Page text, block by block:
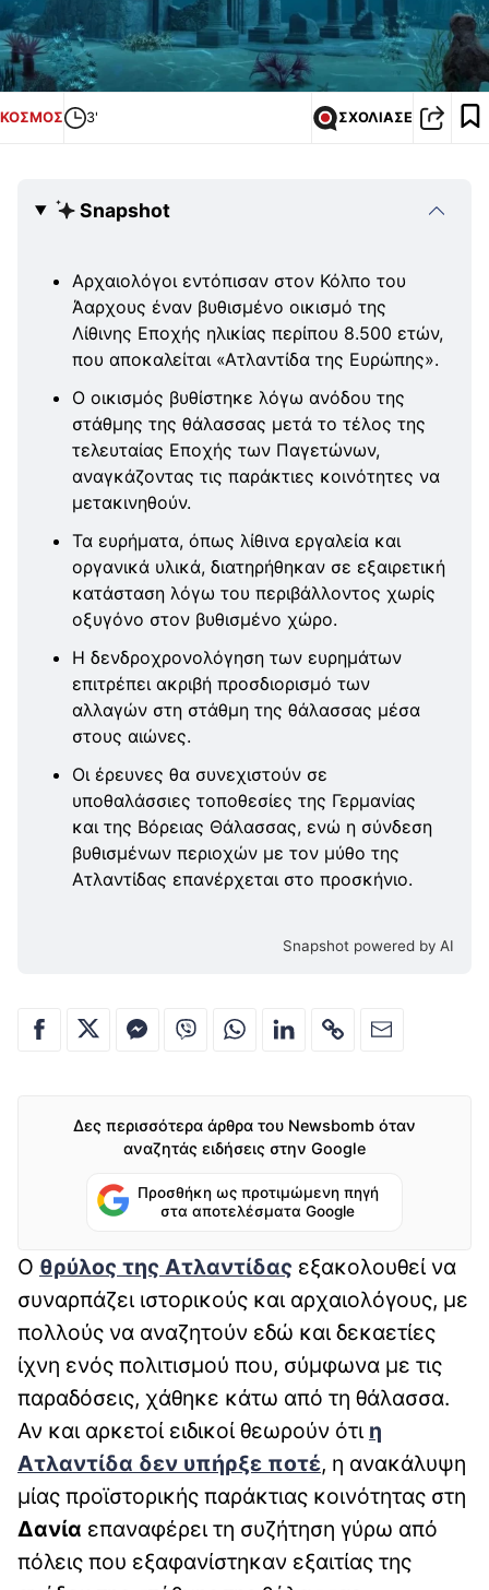
ΚΟΣΜΟΣ 3' ΣΧΟΛΙΑΣΕ
Snapshot
Αρχαιολόγοι εντόπισαν στον Κόλπο του
Άαρχους έναν βυθισμένο οικισμό της
Λίθινης Εποχής ηλικίας περίπου 8.500 ετών,
που αποκαλείται «Ατλαντίδα της Ευρώπης».
Ο οικισμός βυθίστηκε λόγω ανόδου της
στάθμης της θάλασσας μετά το τέλος της
τελευταίας Εποχής των Παγετώνων,
αναγκάζοντας τις παράκτιες κοινότητες να
μετακινηθούν.
Τα ευρήματα, όπως λίθινα εργαλεία και
οργανικά υλικά, διατηρήθηκαν σε εξαιρετική
κατάσταση λόγω του περιβάλλοντος χωρίς
οξυγόνο στον βυθισμένο χώρο.
Η δενδροχρονολόγηση των ευρημάτων
επιτρέπει ακριβή προσδιορισμό των
αλλαγών στη στάθμη της θάλασσας μέσα
στους αιώνες.
Οι έρευνες θα συνεχιστούν σε
υποθαλάσσιες τοποθεσίες της Γερμανίας
και της Βόρειας Θάλασσας, ενώ η σύνδεση
βυθισμένων περιοχών με τον μύθο της
Ατλαντίδας επανέρχεται στο προσκήνιο.
Snapshot powered by AI
Δες περισσότερα άρθρα του Newsbomb όταν
αναζητάς ειδήσεις στην Google
Προσθήκη ως προτιμώμενη πηγή
στα αποτελέσματα Google
Ο θρύλος της Ατλαντίδας εξακολουθεί να
συναρπάζει ιστορικούς και αρχαιολόγους, με
πολλούς να αναζητούν εδώ και δεκαετίες
ίχνη ενός πολιτισμού που, σύμφωνα με τις
παραδόσεις, χάθηκε κάτω από τη θάλασσα.
Αν και αρκετοί ειδικοί θεωρούν ότι η
Ατλαντίδα δεν υπήρξε ποτέ, η ανακάλυψη
μίας προϊστορικής παράκτιας κοινότητας στη
Δανία επαναφέρει τη συζήτηση γύρω από
πόλεις που εξαφανίστηκαν εξαιτίας της